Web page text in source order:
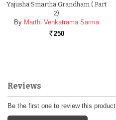
Yajusha Smartha Grandham ( Part
2)
By Marthi Venkatrama Sarma
Rs. 250
Reviews
Be the first one to review this product